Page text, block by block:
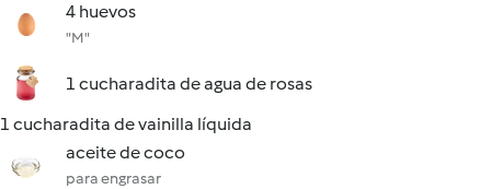
4 huevos
"M"
1 cucharadita de agua de rosas
1 cucharadita de vainilla líquida
aceite de coco
para engrasar